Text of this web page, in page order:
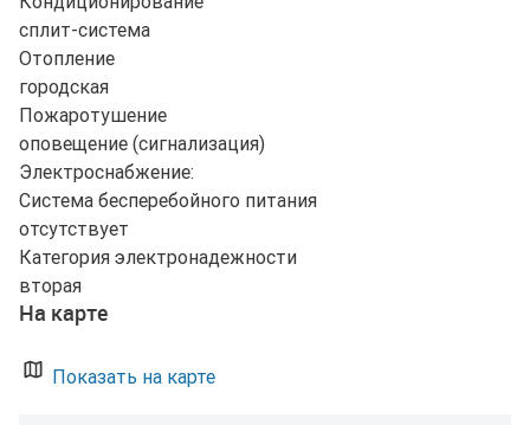
сплит-система
Отопление
городская
Пожаротушение
оповещение (сигнализация)
Электроснабжение:
Система бесперебойного питания
отсутствует
Категория электронадежности
вторая
На карте
Показать на карте